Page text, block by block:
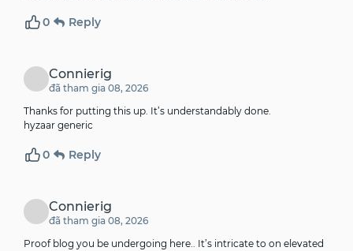
0 Reply
Connierig
đã tham gia 08, 2026
Thanks for putting this up. It’s understandably done.
hyzaar generic
0 Reply
Connierig
đã tham gia 08, 2026
Proof blog you be undergoing here.. It’s intricate to on elevated